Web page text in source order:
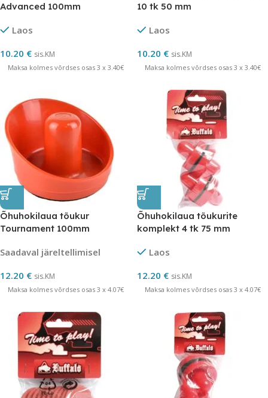
Advanced 100mm
Laos
10.20 € sis.KM
Maksa kolmes võrdses osas 3 x 3.40€
10 tk 50 mm
Laos
10.20 € sis.KM
Maksa kolmes võrdses osas 3 x 3.40€
Õhuhokilaua tõukur
Tournament 100mm
Saadaval järeltellimisel
12.20 € sis.KM
Maksa kolmes võrdses osas 3 x 4.07€
Õhuhokilaua tõukurite
komplekt 4 tk 75 mm
Laos
12.20 € sis.KM
Maksa kolmes võrdses osas 3 x 4.07€